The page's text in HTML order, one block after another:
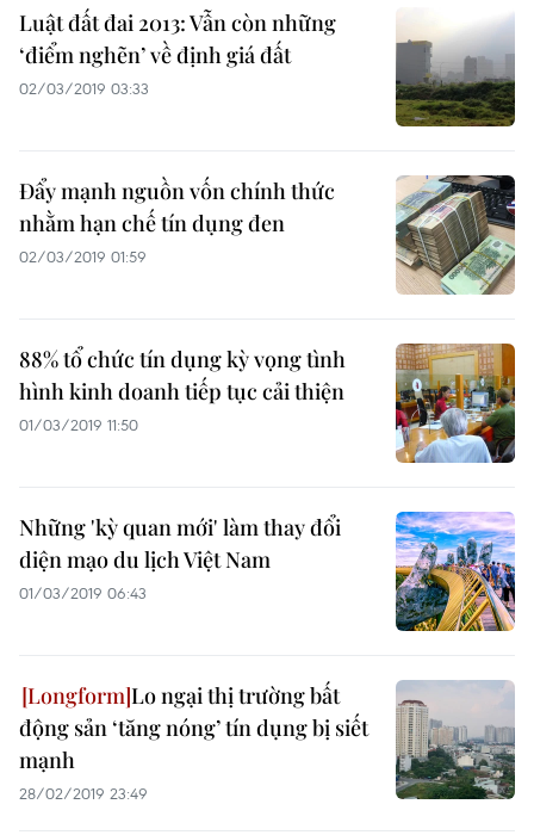
Luật đất đai 2013: Vẫn còn những
‘điểm nghẽn’ về định giá đất
02/03/2019 03:33
Đẩy mạnh nguồn vốn chính thức
nhằm hạn chế tín dụng đen
02/03/2019 01:59
88% tổ chức tín dụng kỳ vọng tình
hình kinh doanh tiếp tục cải thiện
01/03/2019 11:50
Những 'kỳ quan mới' làm thay đổi
diện mạo du lịch Việt Nam
01/03/2019 06:43
Lo ngại thị trường bất
động sản ‘tăng nóng’ tín dụng bị siết
mạnh
28/02/2019 23:49